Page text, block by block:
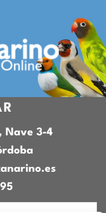
Nave 3-4